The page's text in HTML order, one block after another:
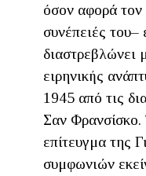
όσον αφορά
συνέπειές του–
διαστρεβλώνει
ειρηνικής
1945 από τις
Σαν Φρανσίσκο.
επίτευγμα της
συμφωνιών